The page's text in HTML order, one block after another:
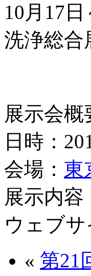
10月17
洗浄総合
展示会概
日時：
会場： 東
展示内容
ウェブサ
« 第21